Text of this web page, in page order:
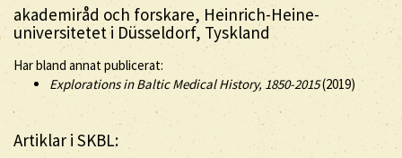
akademiråd och forskare, Heinrich-Heine-
universitetet i Düsseldorf, Tyskland
Har bland annat publicerat:
Explorations in Baltic Medical History, 1850-2015(2019)
Artiklar i SKBL: